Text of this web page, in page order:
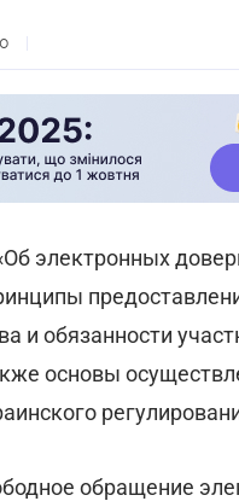
0
электронных
и обязанности
основы
обращение